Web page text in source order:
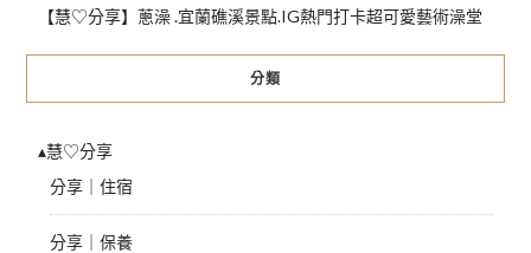
【慧♡分享】蔥澡 .宜蘭礁溪景點.IG熱門打卡超可愛藝術澡堂
分類
▴慧♡分享
分享｜住宿
分享｜保養